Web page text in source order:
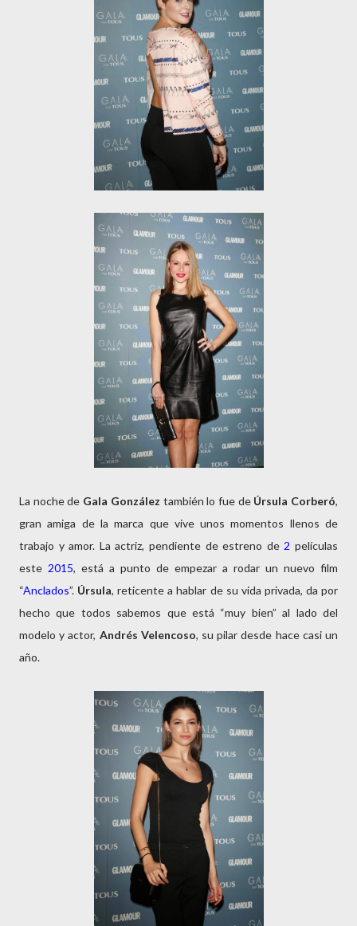
La noche de Gala González también lo fue de Úrsula Corberó,
gran amiga de la marca que vive unos momentos llenos de
trabajo y amor. La actriz, pendiente de estreno de 2 películas
este 2015, está a punto de empezar a rodar un nuevo film
“Anclados”. Úrsula, reticente a hablar de su vida privada, da por
hecho que todos sabemos que está “muy bien” al lado del
modelo y actor, Andrés Velencoso, su pilar desde hace casi un
año.